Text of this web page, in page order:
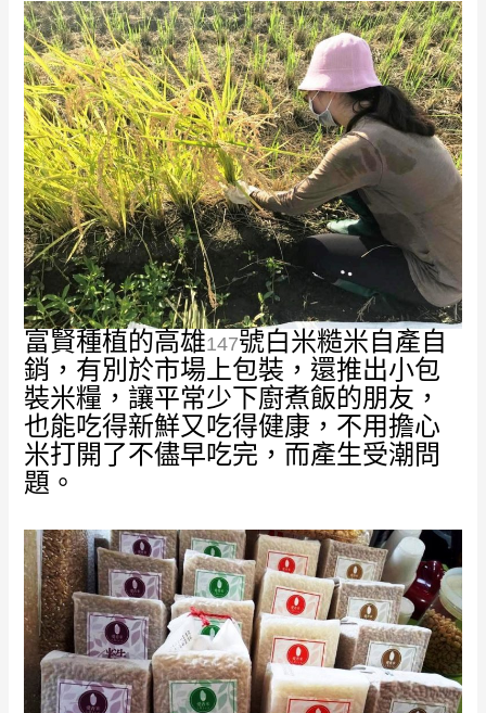
富賢種植的高雄147號白米糙米自產自
銷，有別於市場上包裝，還推出小包
裝米糧，讓平常少下廚煮飯的朋友，
也能吃得新鮮又吃得健康，不用擔心
米打開了不儘早吃完，而產生受潮問
題。